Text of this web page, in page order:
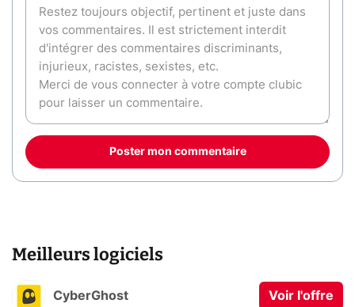
Poster mon commentaire
Meilleurs logiciels
CyberGhost Voir l'offre